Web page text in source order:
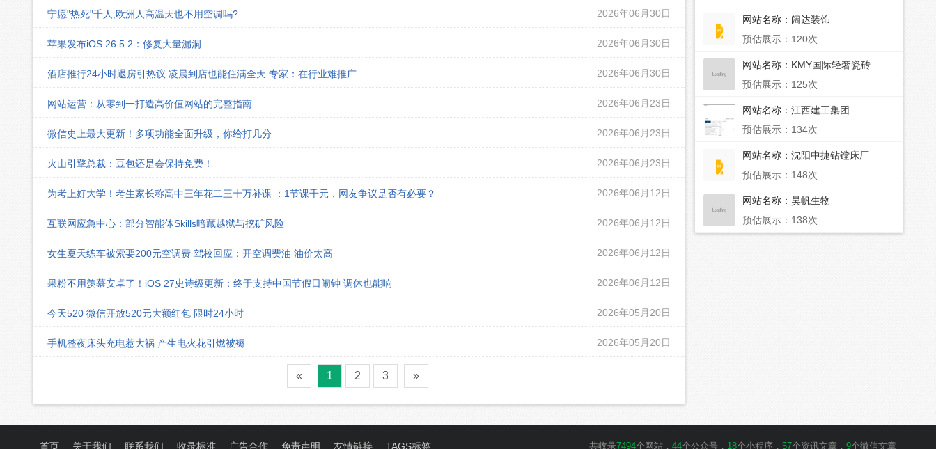
宁愿"热死"千人,欧洲人高温天也不用空调吗? 2026年06月30日
苹果发布iOS 26.5.2：修复大量漏洞 2026年06月30日
酒店推行24小时退房引热议 凌晨到店也能住满全天 专家：在行业难推广 2026年06月30日
网站运营：从零到一打造高价值网站的完整指南 2026年06月23日
微信史上最大更新！多项功能全面升级，你给打几分 2026年06月23日
火山引擎总裁：豆包还是会保持免费！ 2026年06月23日
为考上好大学！考生家长称高中三年花二三十万补课 ：1节课千元，网友争议是否有必要？ 2026年06月12日
互联网应急中心：部分智能体Skills暗藏越狱与挖矿风险 2026年06月12日
女生夏天练车被索要200元空调费 驾校回应：开空调费油 油价太高 2026年06月12日
果粉不用羡慕安卓了！iOS 27史诗级更新：终于支持中国节假日闹钟 调休也能响 2026年06月12日
今天520 微信开放520元大额红包 限时24小时 2026年05月20日
手机整夜床头充电惹大祸 产生电火花引燃被褥 2026年05月20日
« 1 2 3 »
网站名称： 阔达装饰
预估展示：120次
网站名称： KMY国际轻奢瓷砖
预估展示：125次
网站名称： 江西建工集团
预估展示：134次
网站名称： 沈阳中捷钻镗床厂
预估展示：148次
网站名称： 昊帆生物
预估展示：138次
共收录7494个网站， 44个公众号， 18个小程序， 57个资讯文章， 9个微信文章
首页 关于我们 联系我们 收录标准 广告合作 免责声明 友情链接 TAGS标签